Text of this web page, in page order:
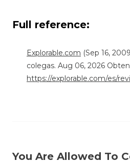
Full reference:
Explorable.com (Sep 16,
colegas. Aug 06, 2026
https://explorable.com/es/
You Are Allowed To